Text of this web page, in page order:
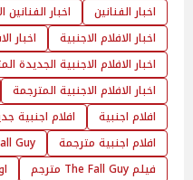
اخبار الفنانين
اخبار الفنانين
اخبار الافلام الاجنبية
اخبار
اخبار الافلام الاجنبية الجديدة
اخبار الافلام الاجنبية المترجمة
افلام اجنبية
افلام اجنبية
افلام اجنبية مترجمة
Guy
فيلم The Fall Guy مترجم